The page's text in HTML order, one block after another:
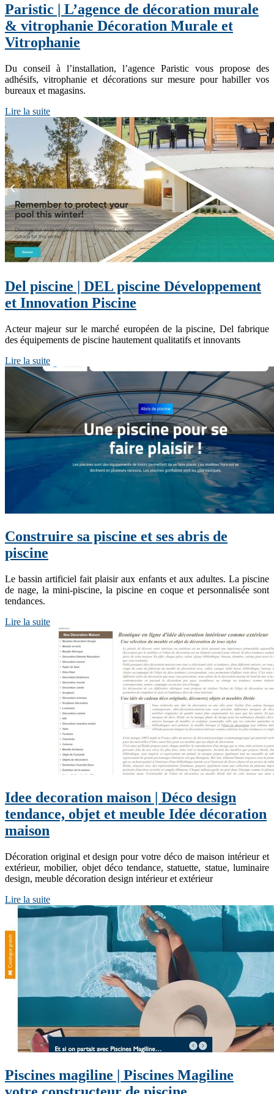
Paristic | L’agence de décoration murale
& vitrophanie Décoration Murale et
Vitrophanie
Du conseil à l’installation, l’agence Paristic vous propose des
adhésifs, vitrophanie et décorations sur mesure pour habiller vos
bureaux et magasins.
Lire la suite
Del piscine | DEL piscine Dévelop­pe­ment
et Innovation Piscine
Acteur majeur sur le marché européen de la piscine, Del fabrique
des équipements de piscine hautement qualitatifs et innovants
Lire la suite
Construire sa piscine et ses abris de
piscine
Le bassin artificiel fait plaisir aux enfants et aux adultes. La piscine
de nage, la mini-piscine, la piscine en coque et personnalisée sont
tendances.
Lire la suite
Idee decoration maison | Déco design
tendance, objet et meuble Idée décoration
maison
Décoration original et design pour votre déco de maison intérieur et
extérieur, mobilier, objet déco tendance, statuette, statue, luminaire
design, meuble décoration design intérieur et extérieur
Lire la suite
Piscines magiline | Piscines Magiline